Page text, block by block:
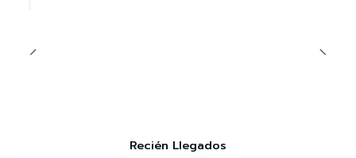
Recién Llegados